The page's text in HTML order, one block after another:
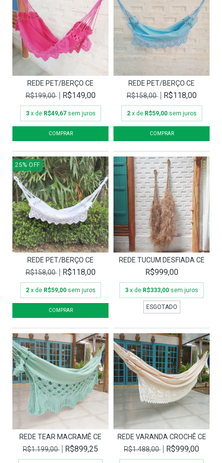
REDE PET/BERÇO CE
R$199,00
R$149,00
3 x de R$49,67 sem juros
REDE PET/BERÇO CE
R$158,00
R$118,00
2 x de R$59,00 sem juros
25% OFF
REDE PET/BERÇO CE
R$158,00
R$118,00
2 x de R$59,00 sem juros
REDE TUCUM DESFIADA CE
R$999,00
3 x de R$333,00 sem juros
ESGOTADO
REDE TEAR MACRAMÊ CE
R$1.199,00
R$899,25
REDE VARANDA CROCHÊ CE
R$1.488,00
R$999,00